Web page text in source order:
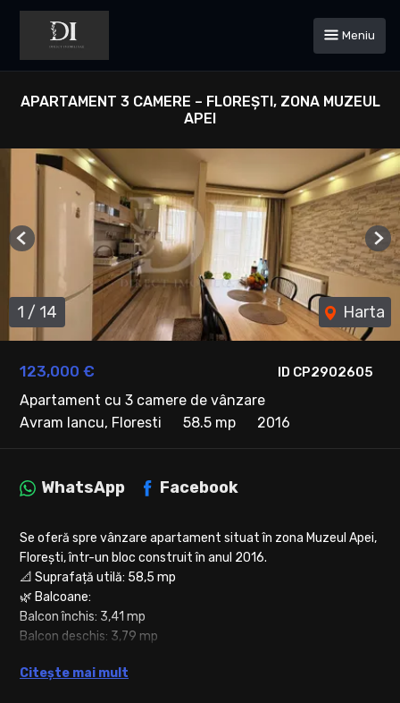
Meniu
APARTAMENT 3 CAMERE – FLOREȘTI, ZONA MUZEUL
APEI
ID CP2902605
123,000 €
Apartament cu 3 camere de vânzare
Avram Iancu, Floresti
58.5 mp 2016
1 / 14 Harta
Previous
WhatsApp Facebook
Se oferă spre vânzare apartament situat în zona Muzeul Apei,
Florești, într-un bloc construit în anul 2016.
📐 Suprafață utilă: 58,5 mp
🌿 Balcoane:
Balcon închis: 3,41 mp
Balcon deschis: 3,79 mp
🏢 Etaj: 3 din 4
Citește mai mult